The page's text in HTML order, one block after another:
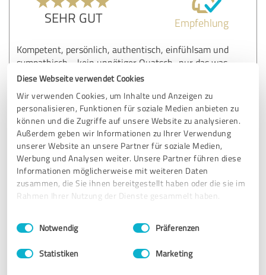
Diese Webseite verwendet Cookies
Wir verwenden Cookies, um Inhalte und Anzeigen zu
personalisieren, Funktionen für soziale Medien anbieten zu
können und die Zugriffe auf unsere Website zu analysieren.
Außerdem geben wir Informationen zu Ihrer Verwendung
unserer Website an unsere Partner für soziale Medien,
Werbung und Analysen weiter. Unsere Partner führen diese
Informationen möglicherweise mit weiteren Daten
zusammen, die Sie ihnen bereitgestellt haben oder die sie im
Rahmen Ihrer Nutzung der Dienste gesammelt haben.
Impressum Datenschutzbestimmungen
Einwilligungsauswahl
Notwendig Präferenzen
Statistiken Marketing
SEHR GUT Empfehlung
Kompetent, persönlich, authentisch, einfühlsam und
sympathisch.... kein unnötiger Quatsch.. nur das was
wirklich weiter hilft!👍
Erfahrungsbericht & Bewertung zu:
finanztrommler | Oliver Plume
11.01.2022 Marc S.
5,00 von 5
SEHR GUT Empfehlung
Oliver nimmt sich ganz viel Zeit, erklärt alles in einfachen,